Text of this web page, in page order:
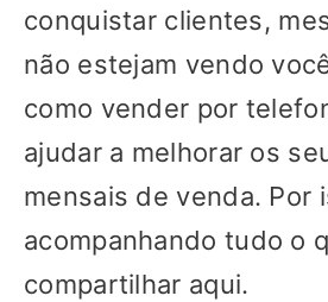
conquistar clientes,
não estejam vendo
como vender por
ajudar a melhorar os
mensais de venda. Por
acompanhando tudo o
compartilhar aqui.